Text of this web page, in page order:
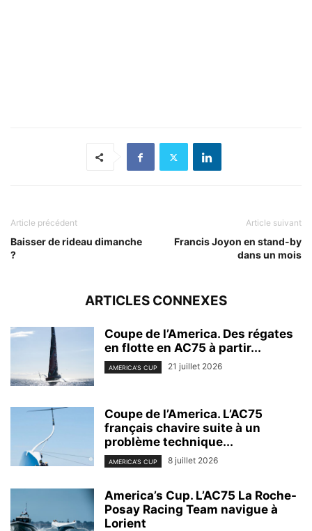
Article précédent
Baisser de rideau dimanche
?
Article suivant
Francis Joyon en stand-by
dans un mois
ARTICLES CONNEXES
Coupe de l’America. Des régates
en flotte en AC75 à partir...
AMERICA'S CUP 21 juillet 2026
Coupe de l’America. L’AC75
français chavire suite à un
problème technique...
AMERICA'S CUP 8 juillet 2026
America’s Cup. L’AC75 La Roche-
Posay Racing Team navigue à
Lorient